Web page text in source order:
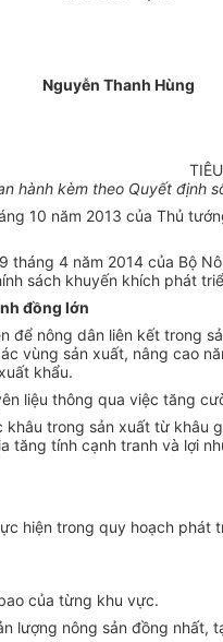
Nguyễn Thanh Hùng
hành kèm theo Quyết định
10 năm 2013 của Thủ
tháng 4 năm 2014 của Bộ
sách khuyến khích phát
đồng lớn
để nông dân liên kết trong
vùng sản xuất, nâng cao
khẩu.
liệu thông qua việc tăng
khâu trong sản xuất từ
tính cạnh tranh và lợi
hiện trong quy hoạch
của từng khu vực.
lượng nông sản đồng